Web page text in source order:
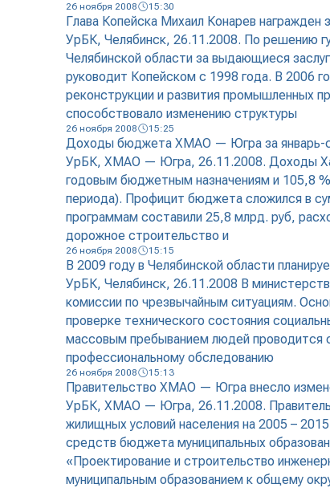
26 ноября 2008 15:30
Глава Копейска Михаил Конарев награжден
УрБК, Челябинск, 26.11.2008. По решению
Челябинской области за выдающиеся
руководит Копейском с 1998 года. В 2006
реконструкции и развития промышленных
способствовало изменению структуры
26 ноября 2008 15:25
Доходы бюджета ХМАО — Югра за январь-
УрБК, ХМАО — Югра, 26.11.2008. Доходы
годовым бюджетным назначениям и 105,8
периода). Профицит бюджета сложился в
программам составили 25,8 млрд. руб,
дорожное строительство и
26 ноября 2008 15:15
В 2009 году в Челябинской области
УрБК, Челябинск, 26.11.2008 В
комиссии по чрезвычайным ситуациям.
проверке технического состояния
массовым пребыванием людей проводится
профессиональному обследованию
26 ноября 2008 15:13
Правительство ХМАО — Югра внесло
УрБК, ХМАО — Югра, 26.11.2008.
жилищных условий населения на 2005 –
средств бюджета муниципальных
«Проектирование и строительство
муниципальным образованием к общему